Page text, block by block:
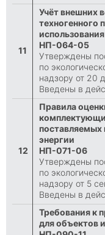
11
Учёт внешних
техногенного
НП-064-05
Утверждены
по
надзору от 20
Введены в
12
Правила
поставляемых
энергии
НП-071-06
Утверждены
по
надзору от 5
Введены в
Требования к
для объектов